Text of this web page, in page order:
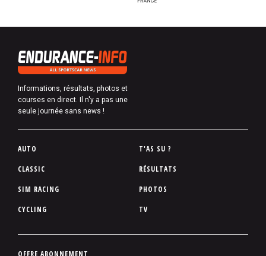
Informations, résultats, photos et
courses en direct. Il n'y a pas une
seule journée sans news !
P
d
d
p
AUTO
CLASSIC
SIM RACING
CYCLING
T'AS SU ?
RÉSULTATS
PHOTOS
TV
P
OFFRE ABONNEMENT